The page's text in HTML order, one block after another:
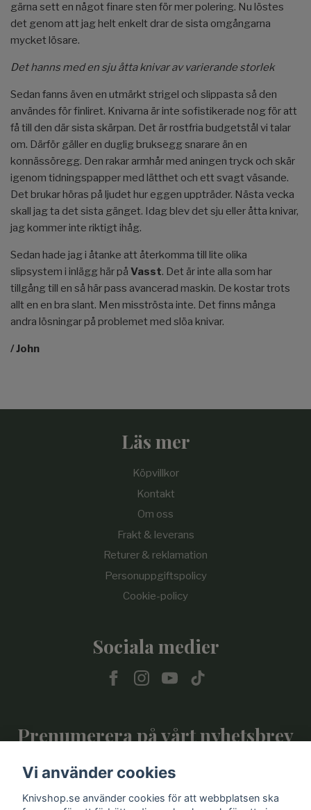
gärna sett en något finare sten för mer polering. Nu löstes
det genom att jag helt enkelt drar de sista omgångarna
mycket lösare.
Det hanns med en sju åtta knivar av varierande storlek
Sedan fanns även en utmärkt strigel och slippasta så den
användes för finliret. Knivarna är inte sofistikerade nog för att
få till den där sista skärpan. Det är rostfria budgetstål vi talar
om. Därför gäller en duglig bruksegg snarare än en
konnässöregg. Den rakar armhår med aningen tryck och skär
igenom tidningspapper med lätthet och ett svagt väsande.
Det brukar höras på ljudet hur eggen uppträder. Nästa vecka
skall jag ta det sista gänget. Idag blev det sju eller åtta knivar,
jag kommer inte riktigt ihåg.
Sedan hade jag i åtanke att återkomma till lite olika
slipsystem i inlägg här på Vasst. Det är inte alla som har
tillgång till en så här pass avancerad maskin. De kostar trots
allt en en bra slant. Men misströsta inte. Det finns många
andra lösningar på problemet med slöa knivar.
/ John
Läs mer
Köpvillkor
Kontakt
Om oss
Frakt & leverans
Returer & reklamation
Personuppgiftspolicy
Cookie-policy
Sociala medier
Prenumerera på vårt nyhetsbrev
Vi använder cookies
Knivshop.se använder cookies för att webbplatsen ska